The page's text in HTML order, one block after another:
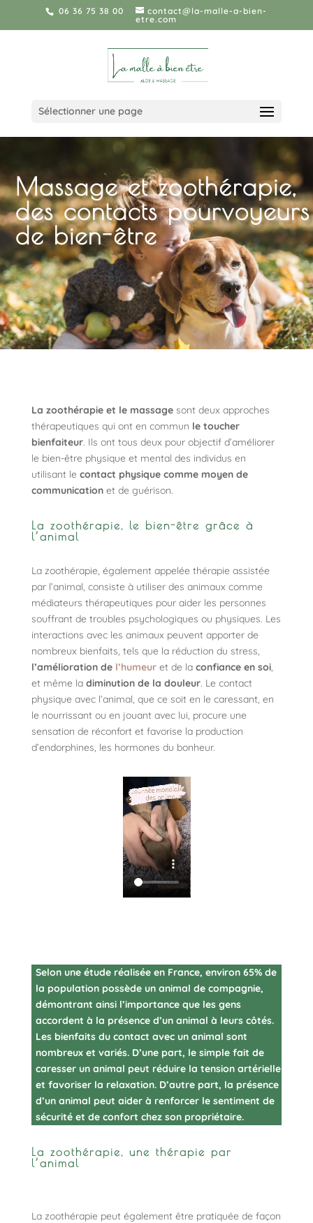
06 36 75 38 00
contact@la-malle-a-bien-
etre.com
Sélectionner une page
Massage et zoothérapie,
des contacts pourvoyeurs
de bien-être
La zoothérapie et le massagesont deux approches
thérapeutiques qui ont en commun le toucher
bienfaiteur. Ils ont tous deux pour objectif d’améliorer
le bien-être physique et mental des individus en
utilisant le contact physique comme moyen de
communicationet de guérison.
La zoothérapie, le bien-être grâce à
l’animal
La zoothérapie, également appelée thérapie assistée
par l’animal, consiste à utiliser des animaux comme
médiateurs thérapeutiques pour aider les personnes
souffrant de troubles psychologiques ou physiques. Les
interactions avec les animaux peuvent apporter de
nombreux bienfaits, tels que la réduction du stress,
l’amélioration de l’humeuret de la confiance en soi,
et même la diminution de la douleur. Le contact
physique avec l’animal, que ce soit en le caressant, en
le nourrissant ou en jouant avec lui, procure une
sensation de réconfort et favorise la production
d’endorphines, les hormones du bonheur.
Selon une étude réalisée en France, environ 65% de
la population possède un animal de compagnie,
démontrant ainsi l’importance que les gens
accordent à la présence d’un animal à leurs côtés.
Les bienfaits du contact avec un animal sont
nombreux et variés. D’une part, le simple fait de
caresser un animal peut réduire la tension artérielle
et favoriser la relaxation. D’autre part, la présence
d’un animal peut aider à renforcer le sentiment de
sécurité et de confort chez son propriétaire.
La zoothérapie, une thérapie par
l’animal
La zoothérapie peut également être pratiquée de façon